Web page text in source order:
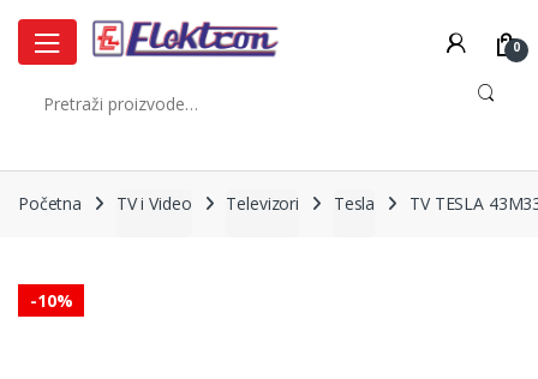
navigation
content
0
Početna TV i Video Televizori Tesla TV TESLA
-10%